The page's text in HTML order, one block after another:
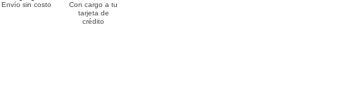
Envío sin costo
Con cargo a tu
tarjeta de
crédito